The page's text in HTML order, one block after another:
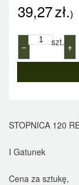
39,27zł.)
− szt. +
STOPNICA 120
I Gatunek
Cena za sztukę,